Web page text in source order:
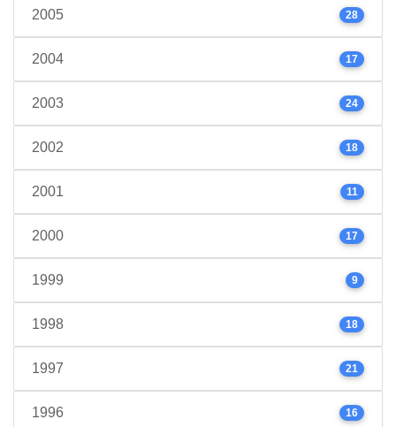
2005 28
2004 17
2003 24
2002 18
2001 11
2000 17
1999 9
1998 18
1997 21
1996 16